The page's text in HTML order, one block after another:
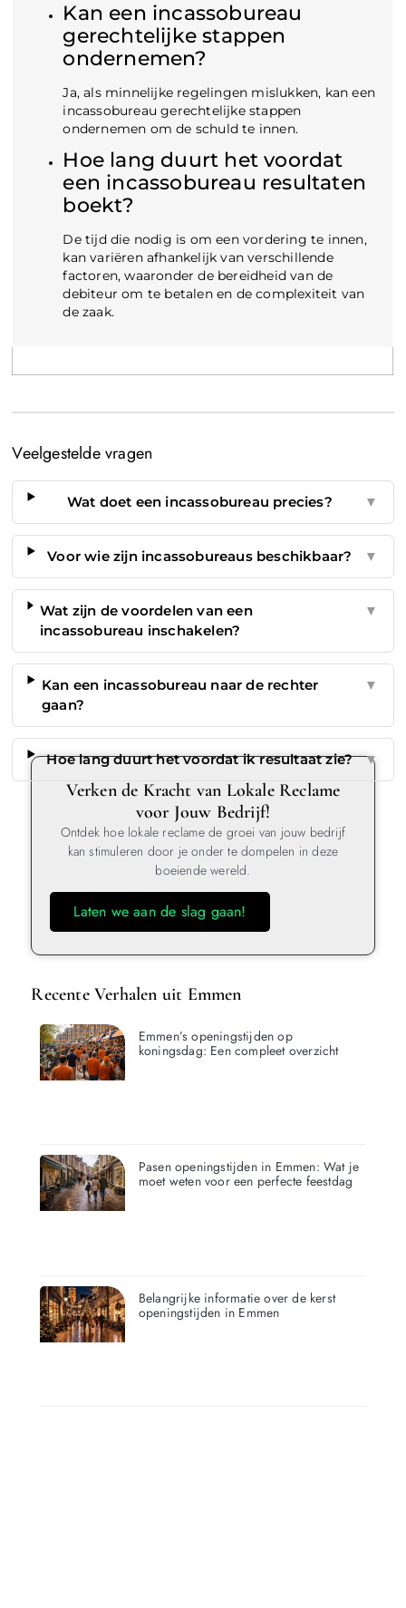
Kan een incassobureau
gerechtelijke stappen
ondernemen?
Ja, als minnelijke regelingen mislukken, kan een
incassobureau gerechtelijke stappen
ondernemen om de schuld te innen.
Hoe lang duurt het voordat
een incassobureau resultaten
boekt?
De tijd die nodig is om een vordering te innen,
kan variëren afhankelijk van verschillende
factoren, waaronder de bereidheid van de
debiteur om te betalen en de complexiteit van
de zaak.
Veelgestelde vragen
Wat doet een incassobureau precies? ▼
Voor wie zijn incassobureaus beschikbaar? ▼
Wat zijn de voordelen van een
incassobureau inschakelen?
▼
Kan een incassobureau naar de rechter
gaan?
▼
Hoe lang duurt het voordat ik resultaat zie? ▼
Verken de Kracht van Lokale Reclame
voor Jouw Bedrijf!
Ontdek hoe lokale reclame de groei van jouw bedrijf
kan stimuleren door je onder te dompelen in deze
boeiende wereld.
Laten we aan de slag gaan!
Recente Verhalen uit Emmen
Emmen’s openingstijden op
koningsdag: Een compleet overzicht
Pasen openingstijden in Emmen: Wat je
moet weten voor een perfecte feestdag
Belangrijke informatie over de kerst
openingstijden in Emmen